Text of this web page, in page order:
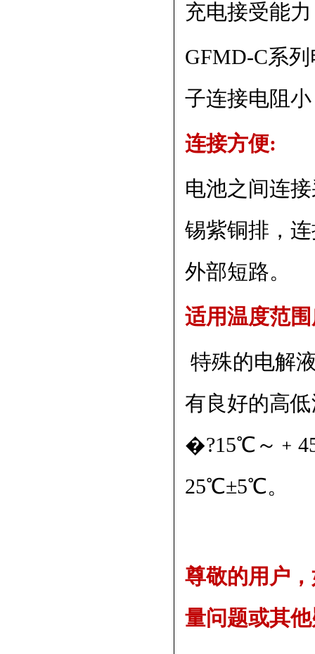
充电接受能
GFMD-C系
子连接电阻
连接方便:
电池之间连
锡紫铜排，
外部短路。
适用温度范
特殊的电解
有良好的高
�?15℃～
25℃±5℃。
尊敬的用户
量问题或其